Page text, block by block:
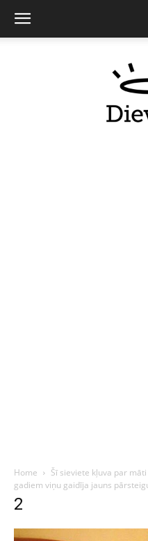
Home
Šī sieviete kļuva par
gadiem viņu gaidīja jauns
2